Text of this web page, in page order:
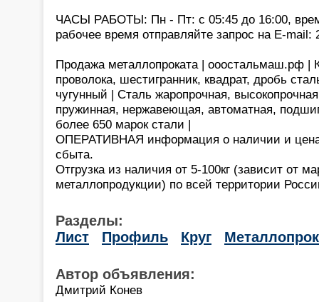
ЧАСЫ РАБОТЫ: Пн - Пт: с 05:45 до 16:00,
рабочее время отправляйте запрос на E-mail:
Продажа металлопроката | ооостальмаш.рф |
проволока, шестигранник, квадрат, дробь
чугунный | Сталь жаропрочная,
пружинная, нержавеющая, автоматная,
более 650 марок стали |
ОПЕРАТИВНАЯ информация о наличии и
сбыта.
Отгрузка из наличия от 5-100кг (зависит от
металлопродукции) по всей территории
Разделы:
Лист
Профиль Круг
Автор объявления:
Дмитрий Конев